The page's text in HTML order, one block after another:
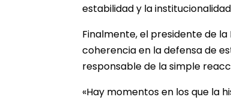
estabilidad y la
Finalmente, el presidente de
coherencia en la defensa de
responsable de la simple
«Hay momentos en los que la